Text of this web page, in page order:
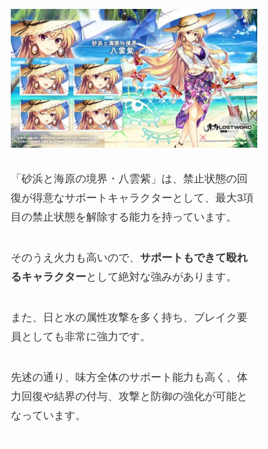
「砂浜と海原の境界・八雲紫」は、禁止状態の回
復が得意なサポートキャラクターとして、最大3項
目の禁止状態を解除する能力を持っています。
そのうえ火力も高いので、 サポートもできて殴れ
るキャラクター として絶対な強みがあります。
また、日と水の属性攻撃を多く持ち、ブレイク要
員としても非常に強力です。
先述の通り、味方全体のサポート能力も高く、体
力回復や結界の付与、攻撃と防御の強化が可能と
なっています。